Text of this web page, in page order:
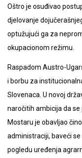
Oštro je osuđivao
djelovanje
optužujući ga za
okupacionom režimu.
Raspadom Austro-
i borbu za
Slovenaca. U novoj
naročitih ambicija da se
Mostaru je obavljao
administraciji, baveći
pogledu uređenja